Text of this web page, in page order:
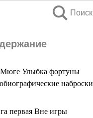
Поиск
Улыбка фортуны
наброски
первая Вне игры